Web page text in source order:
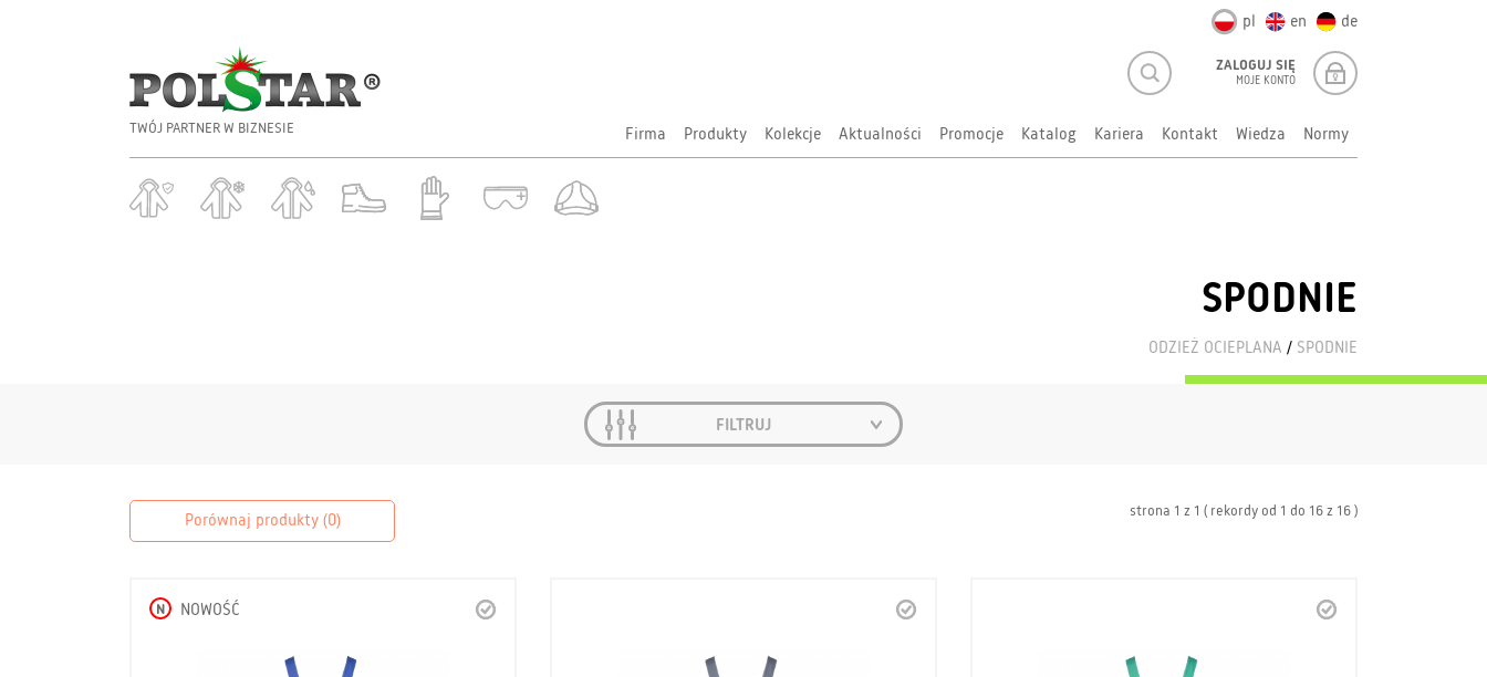
pl en de
TWÓJ PARTNER W BIZNESIE
ZALOGUJ SIĘ
MOJE KONTO
Firma Produkty Kolekcje Aktualności Promocje Katalog Kariera Kontakt Wiedza Normy
SPODNIE
ODZIEŻ OCIEPLANA / SPODNIE
FILTRUJ
Porównaj produkty (0)
strona 1 z 1 ( rekordy od 1 do 16z 16 )
N NOWOŚĆ